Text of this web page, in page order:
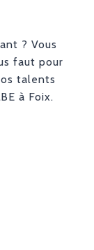
? Vous
faut pour
talents
à Foix.